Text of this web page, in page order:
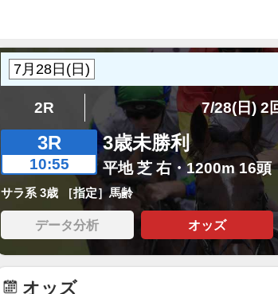
2R 7/28(日) 2
3R
10:55
3歳未勝利
平地 芝 右・1200m 16頭
サラ系 3歳 ［指定］馬齢
データ分析 オッズ
オッズ